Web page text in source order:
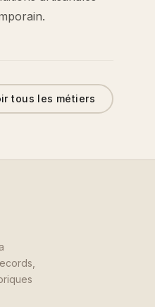
tous les métiers